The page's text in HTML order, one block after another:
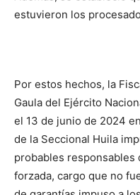
estuvieron los
Por estos hechos, la
Gaula del Ejército
el 13 de junio de 2024
de la Seccional Huila
probables
forzada, cargo que no